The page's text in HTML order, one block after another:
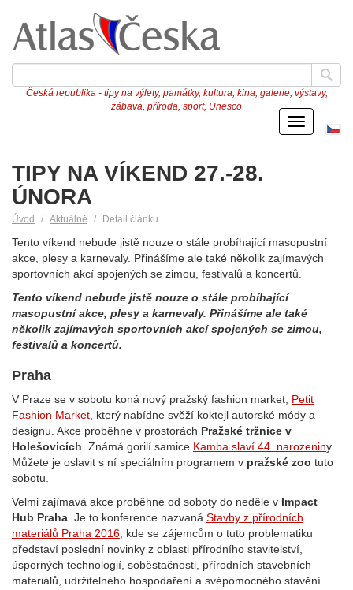
Česká republika - tipy na výlety, památky, kultura, kina, galerie, výstavy,
zábava, příroda, sport, Unesco
Menu
TIPY NA VÍKEND 27.-28.
ÚNORA
Úvod Aktuálně Detail článku
Tento víkend nebude jistě nouze o stále probíhající masopustní
akce, plesy a karnevaly. Přinášíme ale také několik zajímavých
sportovních akcí spojených se zimou, festivalů a koncertů.
Tento víkend nebude jistě nouze o stále probíhající
masopustní akce, plesy a karnevaly. Přinášíme ale také
několik zajímavých sportovních akcí spojených se zimou,
festivalů a koncertů.
Praha
V Praze se v sobotu koná nový pražský fashion market, Petit
Fashion Market , který nabídne svěží koktejl autorské módy a
designu. Akce proběhne v prostorách Pražské tržnice v
Holešovicích . Známá gorilí samice Kamba slaví 44. narozeniny.
Můžete je oslavit s ní speciálním programem v pražské zoo tuto
sobotu.
Velmi zajímavá akce proběhne od soboty do neděle v Impact
Hub Praha . Je to konference nazvaná Stavby z přírodních
materiálů Praha 2016 , kde se zájemcům o tuto problematiku
představí poslední novinky z oblasti přírodního stavitelství,
úsporných technologií, soběstačnosti, přírodních stavebních
materiálů, udržitelného hospodaření a svépomocného stavění.